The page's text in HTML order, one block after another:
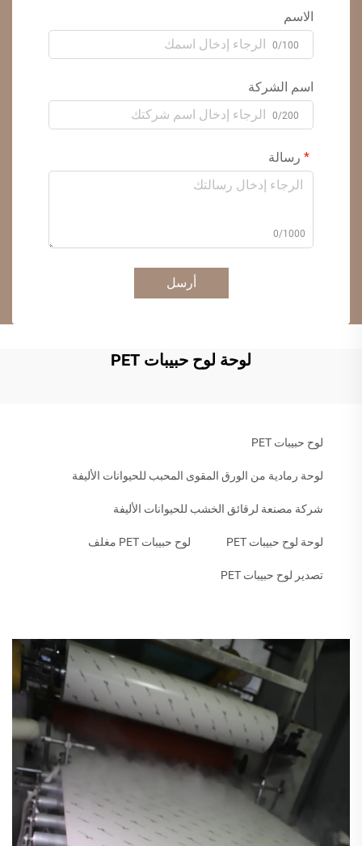
الاسم
0/100
اسم الشركة
0/200
رسالة
0/1000
أرسل
لوحة لوح حبيبات PET
لوح حبيبات PET
لوحة رمادية من الورق المقوى المحبب للحيوانات الأليفة
شركة مصنعة لرقائق الخشب للحيوانات الأليفة
لوحة لوح حبيبات PET لوح حبيبات PET مغلف
تصدير لوح حبيبات PET